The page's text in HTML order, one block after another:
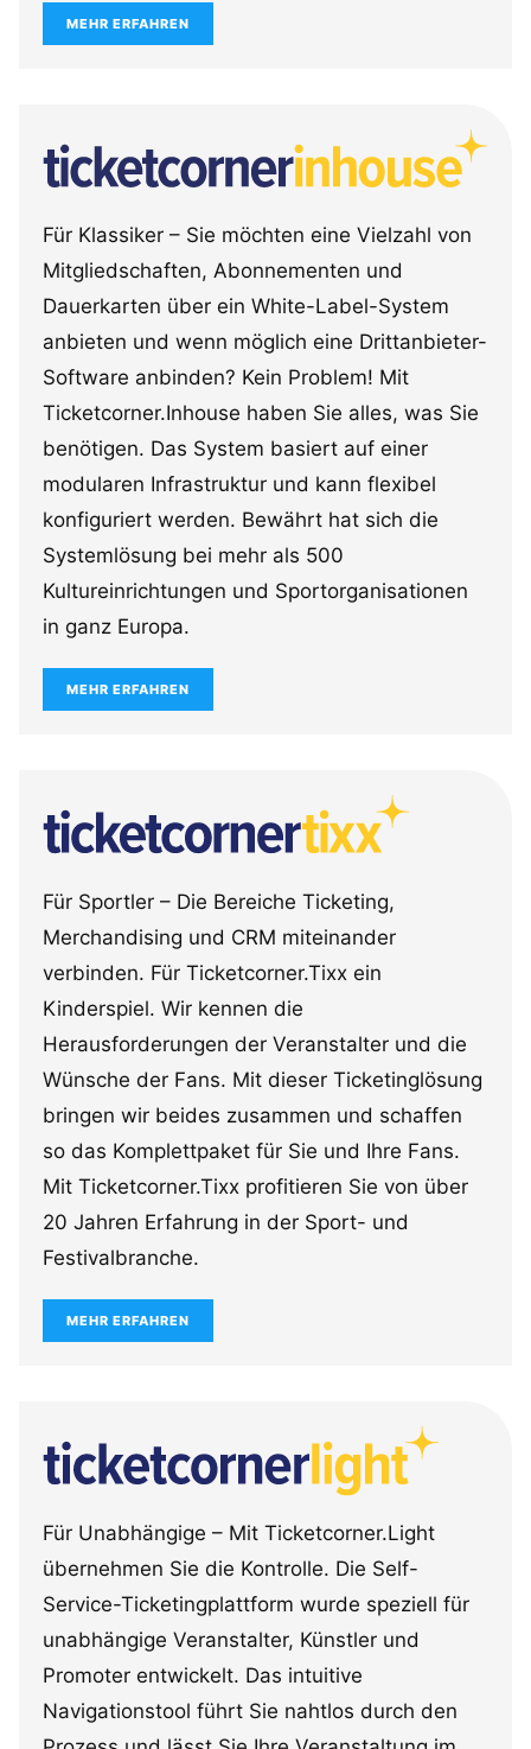
MEHR ERFAHREN
Für Klassiker – Sie möchten eine Vielzahl von
Mitgliedschaften, Abonnementen und
Dauerkarten über ein White-Label-System
anbieten und wenn möglich eine Drittanbieter-
Software anbinden? Kein Problem! Mit
Ticketcorner.Inhouse haben Sie alles, was Sie
benötigen. Das System basiert auf einer
modularen Infrastruktur und kann flexibel
konfiguriert werden. Bewährt hat sich die
Systemlösung bei mehr als 500
Kultureinrichtungen und Sportorganisationen
in ganz Europa.
MEHR ERFAHREN
Für Sportler – Die Bereiche Ticketing,
Merchandising und CRM miteinander
verbinden. Für Ticketcorner.Tixx ein
Kinderspiel. Wir kennen die
Herausforderungen der Veranstalter und die
Wünsche der Fans. Mit dieser Ticketinglösung
bringen wir beides zusammen und schaffen
so das Komplettpaket für Sie und Ihre Fans.
Mit Ticketcorner.Tixx profitieren Sie von über
20 Jahren Erfahrung in der Sport- und
Festivalbranche.
MEHR ERFAHREN
Für Unabhängige – Mit Ticketcorner.Light
übernehmen Sie die Kontrolle. Die Self-
Service-Ticketingplattform wurde speziell für
unabhängige Veranstalter, Künstler und
Promoter entwickelt. Das intuitive
Navigationstool führt Sie nahtlos durch den